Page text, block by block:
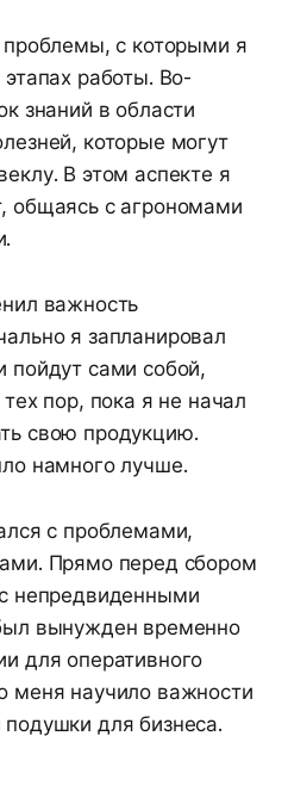
проблемы, с которыми я
работы. Во-
знаний в области
которые могут
В этом аспекте я
общаясь с агрономами
важность
я запланировал
пойдут сами собой,
пор, пока я не начал
свою продукцию.
намного лучше.
с проблемами,
Прямо перед сбором
непредвиденными
вынужден временно
для оперативного
меня научило важности
для бизнеса.